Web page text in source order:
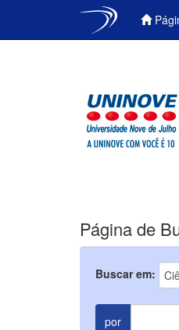
Página de
Buscar em:
por